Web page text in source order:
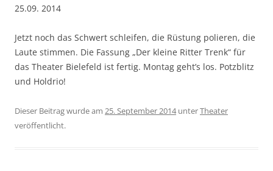
25.09. 2014
Jetzt noch das Schwert schleifen, die Rüstung polieren, die
Laute stimmen. Die Fassung „Der kleine Ritter Trenk“ für
das Theater Bielefeld ist fertig. Montag geht’s los. Potzblitz
und Holdrio!
Dieser Beitrag wurde am 25. September 2014unterTheater
veröffentlicht.